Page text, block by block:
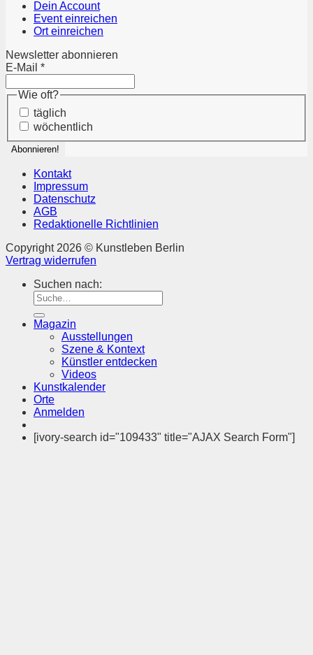
Dein Account
Event einreichen
Ort einreichen
Newsletter abonnieren
E-Mail *
Wie oft?
täglich
wöchentlich
Kontakt
Impressum
Datenschutz
AGB
Redaktionelle Richtlinien
Copyright 2026 © Kunstleben Berlin
Vertrag widerrufen
Suchen nach:
Magazin
Ausstellungen
Szene & Kontext
Künstler entdecken
Videos
Kunstkalender
Orte
Anmelden
[ivory-search id="109433" title="AJAX Search Form"]